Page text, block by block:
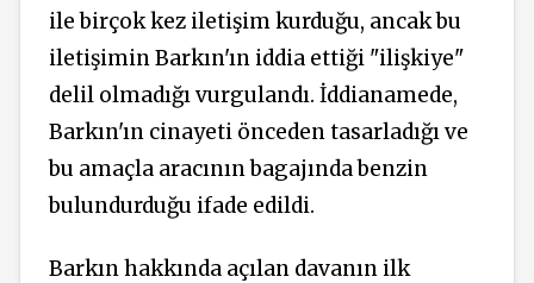
ile birçok kez iletişim kurduğu, ancak bu
iletişimin Barkın'ın iddia ettiği "ilişkiye"
delil olmadığı vurgulandı. İddianamede,
Barkın'ın cinayeti önceden tasarladığı ve
bu amaçla aracının bagajında benzin
bulundurduğu ifade edildi.
Barkın hakkında açılan davanın ilk